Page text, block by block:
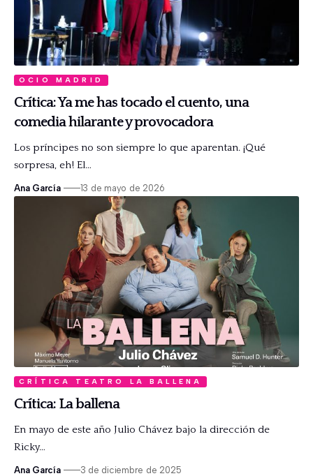
OCIO MADRID
Crítica: Ya me has tocado el cuento, una
comedia hilarante y provocadora
Los príncipes no son siempre lo que aparentan. ¡Qué
sorpresa, eh! El…
Ana García 13 de mayo de 2026
CRÍTICA TEATRO LA BALLENA
Crítica: La ballena
En mayo de este año Julio Chávez bajo la dirección de
Ricky…
Ana García 3 de diciembre de 2025